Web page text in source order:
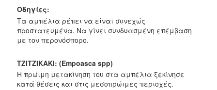
Οδηγίες:
Τα αμπέλια ρέπει να είναι συνεχώς
προστατευμένα. Να γίνει συνδυασμένη επέμβαση
με τον περονόσπορο.
TZITZIKAKI: (Empoasca spp)
Η πρώιμη μετακίνηση του στα αμπέλια ξεκίνησε
κατά θέσεις και στις μεσοπρώιμες περιοχές.